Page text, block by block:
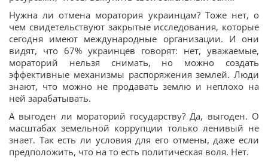
Нужна ли отмена моратория украинцам? Тоже нет, о
чем свидетельствуют закрытые исследования, которые
сегодня имеют международные организации. И они
видят, что 67% украинцев говорят: нет, уважаемые,
мораторий нельзя снимать, но можно создать
эффективные механизмы распоряжения землей. Люди
знают, что можно не продавать землю и неплохо на
ней зарабатывать.
А выгоден ли мораторий государству? Да, выгоден. О
масштабах земельной коррупции только ленивый не
знает. Так есть ли условия для его отмены, даже если
предположить, что на то есть политическая воля. Нет.